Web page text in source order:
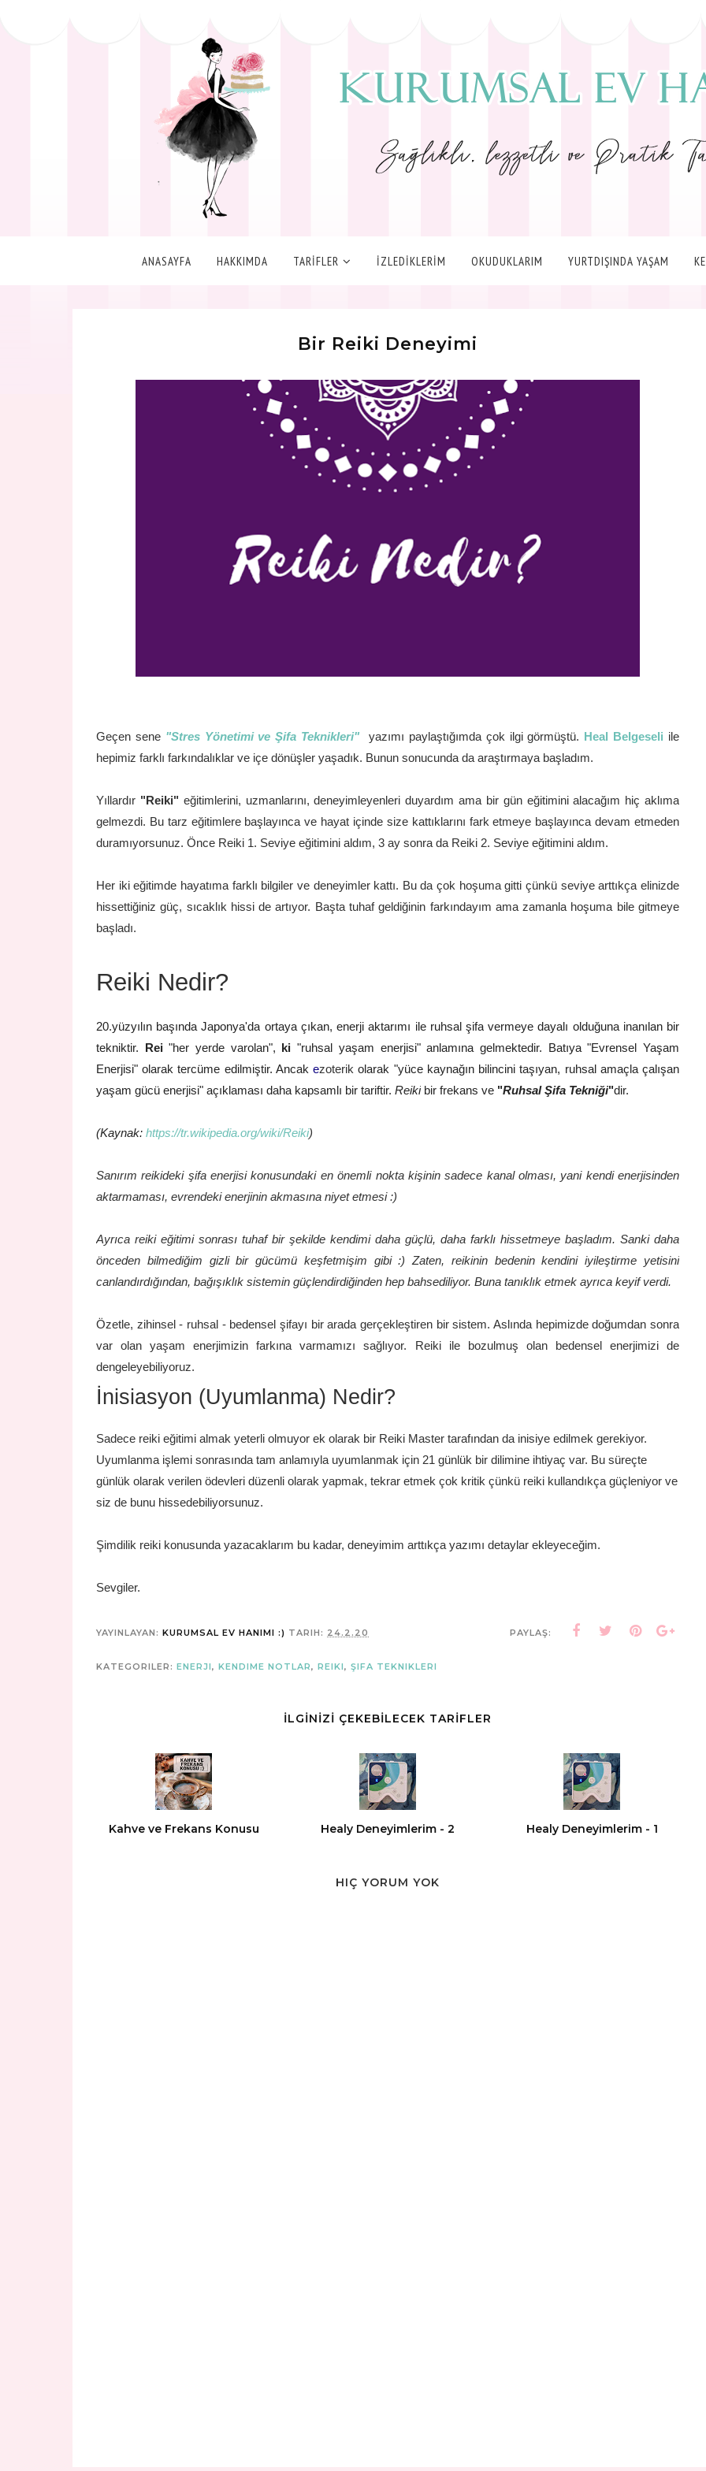
ANASAYFA HAKKIMDA TARİFLER İZLEDİKLERİM OKUDUKLARIM YURTDIŞINDA YAŞAM
Bir Reiki Deneyimi
Geçen sene "Stres Yönetimi ve Şifa Teknikleri" yazımı paylaştığımda çok ilgi görmüştü. Heal Belgeseli ile
hepimiz farklı farkındalıklar ve içe dönüşler yaşadık. Bunun sonucunda da araştırmaya başladım.
Yıllardır "Reiki" eğitimlerini, uzmanlarını, deneyimleyenleri duyardım ama bir gün eğitimini alacağım hiç aklıma
gelmezdi. Bu tarz eğitimlere başlayınca ve hayat içinde size kattıklarını fark etmeye başlayınca devam etmeden
duramıyorsunuz. Önce Reiki 1. Seviye eğitimini aldım, 3 ay sonra da Reiki 2. Seviye eğitimini aldım.
Her iki eğitimde hayatıma farklı bilgiler ve deneyimler kattı. Bu da çok hoşuma gitti çünkü seviye arttıkça elinizde
hissettiğiniz güç, sıcaklık hissi de artıyor. Başta tuhaf geldiğinin farkındayım ama zamanla hoşuma bile gitmeye
başladı.
Reiki Nedir?
20.yüzyılın başında Japonya'da ortaya çıkan, enerji aktarımı ile ruhsal şifavermeye dayalı olduğuna inanılan bir
tekniktir. Rei"her yerde varolan", ki "ruhsal yaşam enerjisi" anlamına gelmektedir. Batıya "Evrensel Yaşam
Enerjisi" olarak tercüme edilmiştir. Ancakezoterik olarak "yüce kaynağın bilincini taşıyan, ruhsal amaçla çalışan
yaşam gücü enerjisi" açıklaması daha kapsamlı bir tariftir. Reiki bir frekans ve "Ruhsal Şifa Tekniği"dir.
(Kaynak: https://tr.wikipedia.org/wiki/Reiki)
Sanırım reikideki şifa enerjisi konusundaki en önemli nokta kişinin sadece kanal olması, yani kendi enerjisinden
aktarmaması, evrendeki enerjinin akmasına niyet etmesi :)
Ayrıca reiki eğitimi sonrası tuhaf bir şekilde kendimi daha güçlü, daha farklı hissetmeye başladım. Sanki daha
önceden bilmediğim gizli bir gücümü keşfetmişim gibi :) Zaten, reikinin bedenin kendini iyileştirme yetisini
canlandırdığından, bağışıklık sistemin güçlendirdiğinden hep bahsediliyor. Buna tanıklık etmek ayrıca keyif verdi.
Özetle, zihinsel - ruhsal - bedensel şifayı bir arada gerçekleştiren bir sistem. Aslında hepimizde doğumdan sonra
var olan yaşam enerjimizin farkına varmamızı sağlıyor. Reiki ile bozulmuş olan bedensel enerjimizi de
dengeleyebiliyoruz.
İnisiasyon (Uyumlanma) Nedir?
Sadece reiki eğitimi almak yeterli olmuyor ek olarak bir Reiki Master tarafından da inisiye edilmek gerekiyor.
Uyumlanma işlemi sonrasında tam anlamıyla uyumlanmak için 21 günlük bir dilimine ihtiyaç var. Bu süreçte
günlük olarak verilen ödevleri düzenli olarak yapmak, tekrar etmek çok kritik çünkü reiki kullandıkça güçleniyor ve
siz de bunu hissedebiliyorsunuz.
Şimdilik reiki konusunda yazacaklarım bu kadar, deneyimim arttıkça yazımı detaylar ekleyeceğim.
Sevgiler.
YAYINLAYAN: KURUMSAL EV HANIMI :) TARIH: 24.2.20 PAYLAŞ:
KATEGORILER: ENERJI, KENDIME NOTLAR, REIKI, ŞIFA TEKNIKLERI
İLGİNİZİ ÇEKEBİLECEK TARİFLER
Kahve ve Frekans Konusu Healy Deneyimlerim - 2 Healy Deneyimlerim - 1
HIÇ YORUM YOK